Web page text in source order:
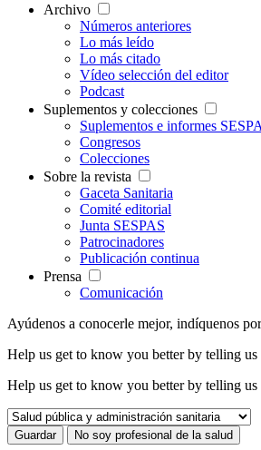
Archivo
Números anteriores
Lo más leído
Lo más citado
Vídeo selección del editor
Podcast
Suplementos y colecciones
Suplementos e informes
Congresos
Colecciones
Sobre la revista
Gaceta Sanitaria
Comité editorial
Junta SESPAS
Patrocinadores
Publicación continua
Prensa
Comunicación
Ayúdenos a conocerle mejor, indíquenos
Help us get to know you better by telling us
Help us get to know you better by telling us